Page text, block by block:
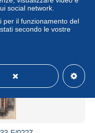
social network.
per il funzionamento del
secondo le vostre